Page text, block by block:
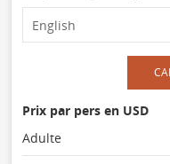
Prix par pers en USD
Adulte